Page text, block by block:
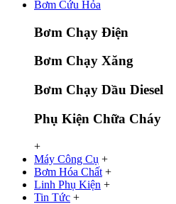
Bơm Cứu Hỏa
Bơm Chạy Điện
Bơm Chạy Xăng
Bơm Chạy Dầu Diesel
Phụ Kiện Chữa Cháy
+
Máy Công Cụ +
Bơm Hóa Chất +
Linh Phụ Kiện +
Tin Tức +